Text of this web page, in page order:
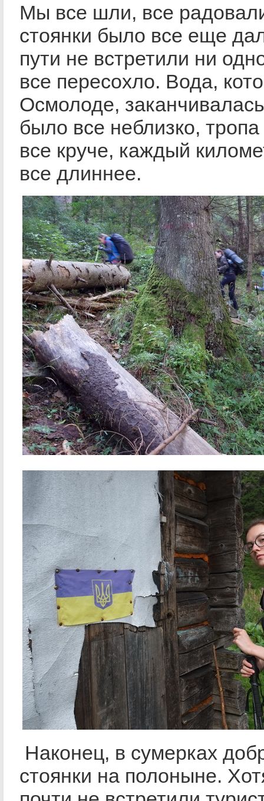
Мы все шли, все
стоянки было все еще
пути не встретили ни
все пересохло. Вода,
Осмолоде,
было все неблизко,
все круче, каждый
все длиннее.
Наконец, в сумерках
стоянки на полоныне.